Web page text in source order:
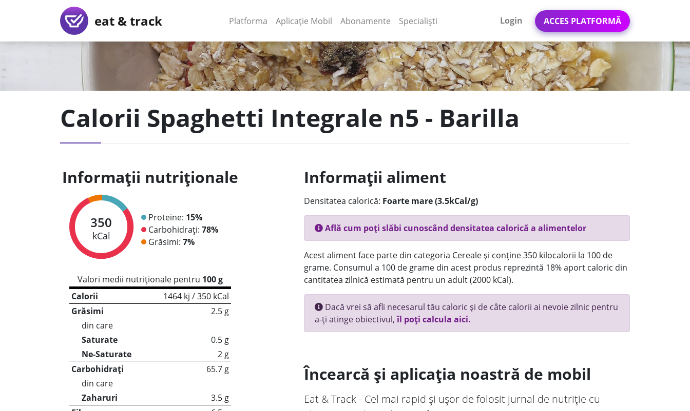
eat & track Platforma (current)
Aplicație Mobil (current)
Abonamente Specialiști Login ACCES PLATFORMĂ
Calorii Spaghetti Integrale n5 - Barilla
Informații nutriționale
350
kCal
Proteine: 15%
Carbohidrați: 78%
Grăsimi: 7%
Valori medii nutriționale pentru 100 g
Calorii
1464 kj / 350 kCal
Grăsimi
2.5 g
din care
Saturate
0.5 g
Ne-Saturate
2 g
Carbohidrați
65.7 g
din care
Zaharuri
3.5 g
Informații aliment
Densitatea calorică: Foarte mare (3.5kCal/g)
Află cum poți slăbi cunoscând densitatea calorică a alimentelor
Acest aliment face parte din categoria Cereale și conține 350 kilocalorii la 100 de
grame. Consumul a 100 de grame din acest produs reprezintă 18% aport caloric din
cantitatea zilnică estimată pentru un adult (2000 kCal).
Dacă vrei să afli necesarul tău caloric și de câte calorii ai nevoie zilnic pentru
a-ți atinge obiectivul,îl poți calcula aici.
Încearcă și aplicația noastră de mobil
Eat & Track - Cel mai rapid și ușor de folosit jurnal de nutriție cu